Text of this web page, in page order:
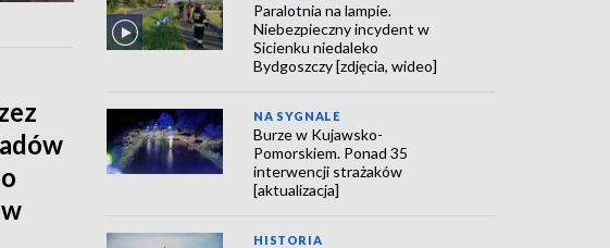
Paralotnia na lampie.
Niebezpieczny incydent w
Sicienku niedaleko
Bydgoszczy [zdjęcia, wideo]
NA SYGNALE
Burze w Kujawsko-
Pomorskiem. Ponad 35
interwencji strażaków
[aktualizacja]
HISTORIA